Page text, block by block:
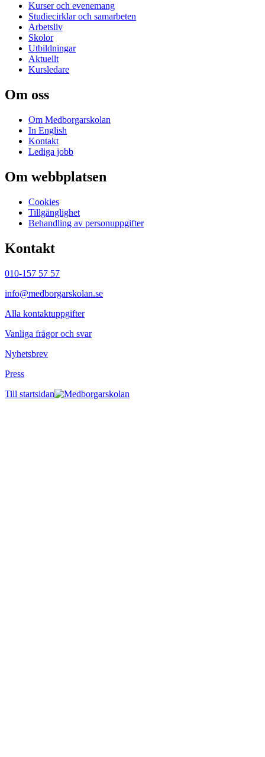
Kurser och evenemang
Studiecirklar och samarbeten
Arbetsliv
Skolor
Utbildningar
Aktuellt
Kursledare
Om oss
Om Medborgarskolan
In English
Kontakt
Lediga jobb
Om webbplatsen
Cookies
Tillgänglighet
Behandling av personuppgifter
Kontakt
010-157 57 57
info@medborgarskolan.se
Alla kontaktuppgifter
Vanliga frågor och svar
Nyhetsbrev
Press
Till startsidan